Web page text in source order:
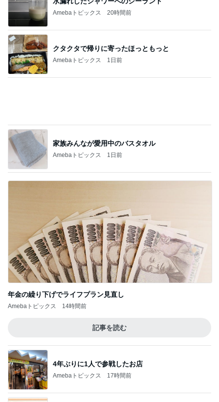
Amebaトピックス 1日前
年金の繰り下げでライフプラン見直し
Amebaトピックス
4年ぶりに1人で参戦したお店
Amebaトピックス 17時間前
夫弟に言い放った嫁ちゃんの言葉
Amebaトピックス 2日前
Amebaトピックス 1日前